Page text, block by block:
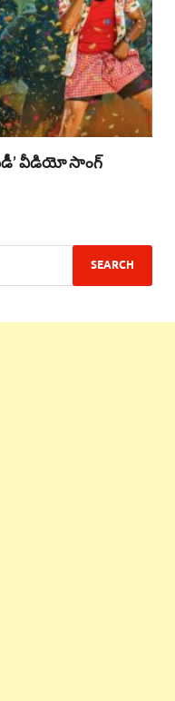
వీడియో సాంగ్